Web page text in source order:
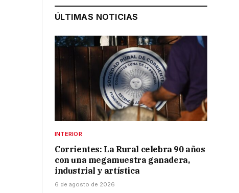
ÚLTIMAS NOTICIAS
INTERIOR
Corrientes: La Rural celebra 90 años
con una megamuestra ganadera,
industrial y artística
6 de agosto de 2026